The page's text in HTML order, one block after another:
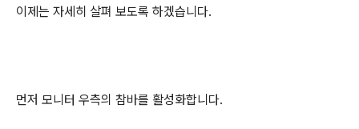
이제는 자세히 살펴 보도록 하겠습니다.
먼저 모니터 우측의 참바를 활성화합니다.